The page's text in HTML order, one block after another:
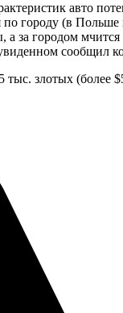
авто
городу (в
за городом
сообщил
злотых (более